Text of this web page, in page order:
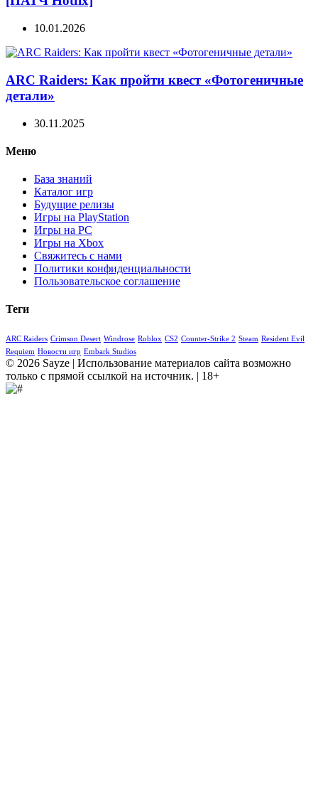
10.01.2026
ARC Raiders: Как пройти квест «Фотогеничные
детали»
30.11.2025
Меню
База знаний
Каталог игр
Будущие релизы
Игры на PlayStation
Игры на PC
Игры на Xbox
Свяжитесь с нами
Политики конфиденциальности
Пользовательское соглашение
Теги
ARC Raiders Crimson Desert Windrose Roblox CS2 Counter-Strike 2 Steam Resident Evil
Requiem Новости игр Embark Studios
© 2026 Sayze | Использование материалов сайта возможно
только с прямой ссылкой на источник. | 18+